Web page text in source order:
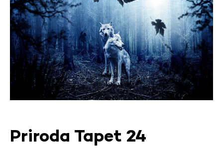
Priroda Tapet 24